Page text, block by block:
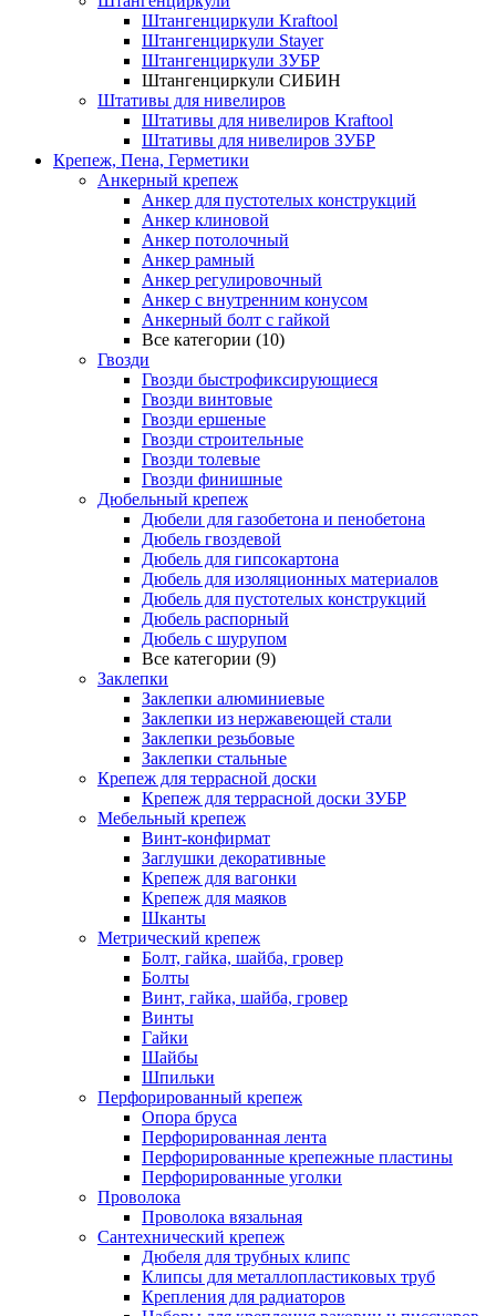
Штангенциркули Kraftool
Штангенциркули Stayer
Штангенциркули ЗУБР
Штангенциркули СИБИН
Штативы для нивелиров
Штативы для нивелиров Kraftool
Штативы для нивелиров ЗУБР
Крепеж, Пена, Герметики
Анкерный крепеж
Анкер для пустотелых конструкций
Анкер клиновой
Анкер потолочный
Анкер рамный
Анкер регулировочный
Анкер с внутренним конусом
Анкерный болт с гайкой
Все категории (10)
Гвозди
Гвозди быстрофиксирующиеся
Гвозди винтовые
Гвозди ершеные
Гвозди строительные
Гвозди толевые
Гвозди финишные
Дюбельный крепеж
Дюбели для газобетона и пенобетона
Дюбель гвоздевой
Дюбель для гипсокартона
Дюбель для изоляционных материалов
Дюбель для пустотелых конструкций
Дюбель распорный
Дюбель с шурупом
Все категории (9)
Заклепки
Заклепки алюминиевые
Заклепки из нержавеющей стали
Заклепки резьбовые
Заклепки стальные
Крепеж для террасной доски
Крепеж для террасной доски ЗУБР
Мебельный крепеж
Винт-конфирмат
Заглушки декоративные
Крепеж для вагонки
Крепеж для маяков
Шканты
Метрический крепеж
Болт, гайка, шайба, гровер
Болты
Винт, гайка, шайба, гровер
Винты
Гайки
Шайбы
Шпильки
Перфорированный крепеж
Опора бруса
Перфорированная лента
Перфорированные крепежные пластины
Перфорированные уголки
Проволока
Проволока вязальная
Сантехнический крепеж
Дюбеля для трубных клипс
Клипсы для металлопластиковых труб
Крепления для радиаторов